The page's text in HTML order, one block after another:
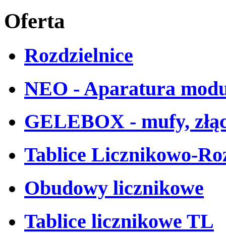
Oferta
Rozdzielnice
NEO - Aparatura
GELEBOX - mufy,
Tablice Licznikowo-
Obudowy licznikowe
Tablice licznikowe TL